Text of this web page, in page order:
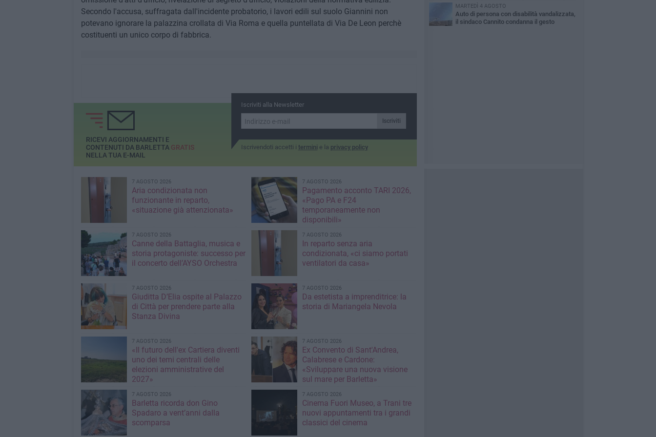
Secondo l'accusa, suffragata dall'incidente probatorio, i lavori edili sul suolo Giannini non
potevano ignorare la palazzina crollata di Via Roma e quella puntellata di Via De Leon perchè
costituenti un unico corpo di fabbrica.
Iscriviti alla Newsletter
Iscriviti
Iscrivendoti accetti i termini e la privacy policy
RICEVI AGGIORNAMENTI E
CONTENUTI DA BARLETTA GRATIS
NELLA TUA E-MAIL
7 AGOSTO 2026
Aria condizionata non
funzionante in reparto,
«situazione già attenzionata»
7 AGOSTO 2026
Pagamento acconto TARI 2026,
«Pago PA e F24
temporaneamente non
disponibili»
7 AGOSTO 2026
Canne della Battaglia, musica e
storia protagoniste: successo per
il concerto dell’AYSO Orchestra
7 AGOSTO 2026
In reparto senza aria
condizionata, «ci siamo portati
ventilatori da casa»
7 AGOSTO 2026
Giuditta D’Elia ospite al Palazzo
di Città per prendere parte alla
Stanza Divina
7 AGOSTO 2026
Da estetista a imprenditrice: la
storia di Mariangela Nevola
7 AGOSTO 2026
«Il futuro dell'ex Cartiera diventi
uno dei temi centrali delle
elezioni amministrative del
2027»
7 AGOSTO 2026
Ex Convento di Sant'Andrea,
Calabrese e Cardone:
«Sviluppare una nuova visione
sul mare per Barletta»
7 AGOSTO 2026
Barletta ricorda don Gino
Spadaro a vent’anni dalla
scomparsa
7 AGOSTO 2026
Cinema Fuori Museo, a Trani tre
nuovi appuntamenti tra i grandi
classici del cinema
MARTEDÌ 4 AGOSTO
Auto di persona con disabilità vandalizzata,
il sindaco Cannito condanna il gesto